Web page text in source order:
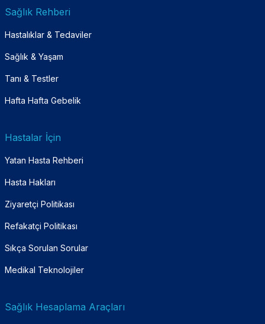
Sağlık Rehberi
Hastalıklar & Tedaviler
Sağlık & Yaşam
Tanı & Testler
Hafta Hafta Gebelik
Hastalar İçin
Yatan Hasta Rehberi
Hasta Hakları
Ziyaretçi Politikası
Refakatçi Politikası
Sıkça Sorulan Sorular
Medikal Teknolojiler
Sağlık Hesaplama Araçları